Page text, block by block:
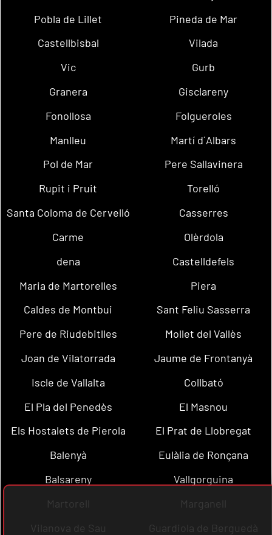
Pobla de Lillet
Pineda de Mar
Castellbisbal
Vilada
Vic
Gurb
Granera
Gisclareny
Fonollosa
Folgueroles
Manlleu
Martí d´Albars
Pol de Mar
Pere Sallavinera
Rupit i Pruit
Torelló
Santa Coloma de Cervelló
Casserres
Carme
Olèrdola
dena
Castelldefels
Maria de Martorelles
Piera
Caldes de Montbui
Sant Feliu Sasserra
Pere de Riudebitlles
Mollet del Vallès
Joan de Vilatorrada
Jaume de Frontanyà
Iscle de Vallalta
Collbató
El Pla del Penedès
El Masnou
Els Hostalets de Pierola
El Prat de Llobregat
Balenyà
Eulàlia de Ronçana
Balsareny
Vallgorguina
Martorell
Marganell
Vilanova de Sau
Guardiola de Berguedà